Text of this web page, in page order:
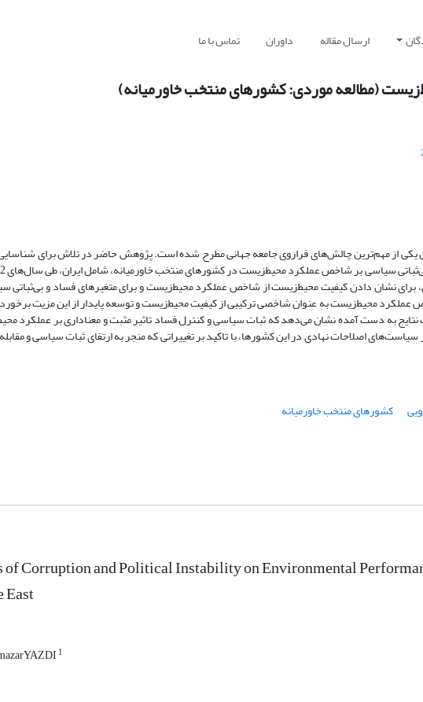
ارسال مقاله داوران تماس با ما
(مطالعه موردی: کشورهای منتخب خاورمیانه)
یکی از مهم‌ترین چالش‌های فراروی جامعه جهانی مطرح شده است. پژوهش حاضر در تلاش برای
برای نشان دادن کیفیت محیط‌زیست از شاخص عملکرد محیط‌زیست و برای متغیر‌های فساد و بی‌ثباتی
محیط‌زیست به عنوان شاخصی ترکیبی از کیفیت محیط‌زیست و توسعه پایدار از این مزیت
به دست آمده نشان می‌دهد که ثبات سیاسی و کنترل فساد تاثیر مثبت و معناداری بر عملکرد
اصلاحات نهادی در این کشورها، با تاکید بر تغییراتی که منجر به ارتقای ثبات سیاسی و مقابله
کشورهای منتخب خاورمیانه
Corruption and Political Instability on Environmental
1